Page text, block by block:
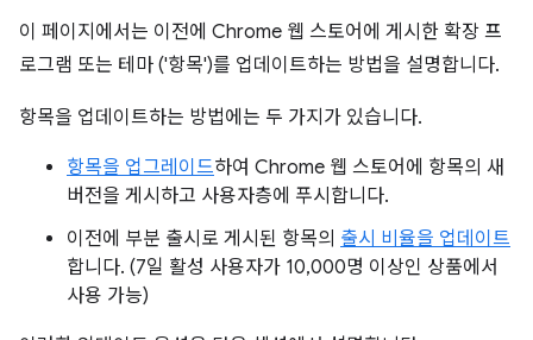
이 페이지에서는 이전에 Chrome 웹 스토어에 게시한 확장 프
로그램 또는 테마 ('항목')를 업데이트하는 방법을 설명합니다.
항목을 업데이트하는 방법에는 두 가지가 있습니다.
항목을 업그레이드하여 Chrome 웹 스토어에 항목의 새
버전을 게시하고 사용자층에 푸시합니다.
이전에 부분 출시로 게시된 항목의 출시 비율을 업데이트
합니다. (7일 활성 사용자가 10,000명 이상인 상품에서
사용 가능)